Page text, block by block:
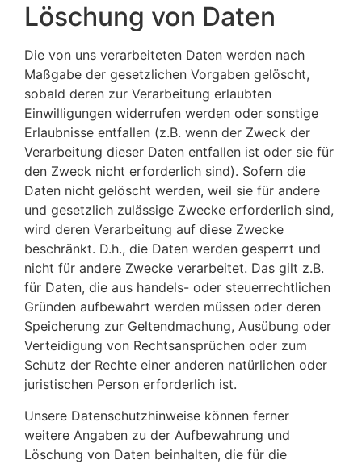
Löschung von Daten
Die von uns verarbeiteten Daten werden nach
Maßgabe der gesetzlichen Vorgaben gelöscht,
sobald deren zur Verarbeitung erlaubten
Einwilligungen widerrufen werden oder sonstige
Erlaubnisse entfallen (z.B. wenn der Zweck der
Verarbeitung dieser Daten entfallen ist oder sie für
den Zweck nicht erforderlich sind). Sofern die
Daten nicht gelöscht werden, weil sie für andere
und gesetzlich zulässige Zwecke erforderlich sind,
wird deren Verarbeitung auf diese Zwecke
beschränkt. D.h., die Daten werden gesperrt und
nicht für andere Zwecke verarbeitet. Das gilt z.B.
für Daten, die aus handels- oder steuerrechtlichen
Gründen aufbewahrt werden müssen oder deren
Speicherung zur Geltendmachung, Ausübung oder
Verteidigung von Rechtsansprüchen oder zum
Schutz der Rechte einer anderen natürlichen oder
juristischen Person erforderlich ist.
Unsere Datenschutzhinweise können ferner
weitere Angaben zu der Aufbewahrung und
Löschung von Daten beinhalten, die für die